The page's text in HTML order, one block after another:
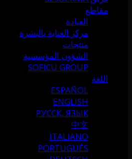
مقاطع
العيادة
مركز العناية بالبشرة
منتجات
الشؤون المؤسسية
SOFICU GROUP
اللغة
ESPAÑOL
ENGLISH
РУССК. ЯЗЫК
中文
ITALIANO
PORTUGUÉS